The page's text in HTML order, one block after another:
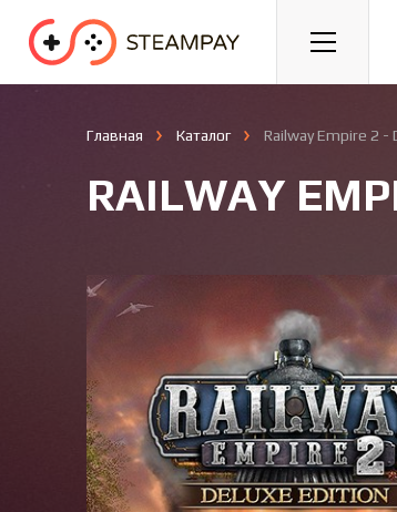
Спорт Гонки
Главная Каталог Railway Empire 2 -
RAILWAY